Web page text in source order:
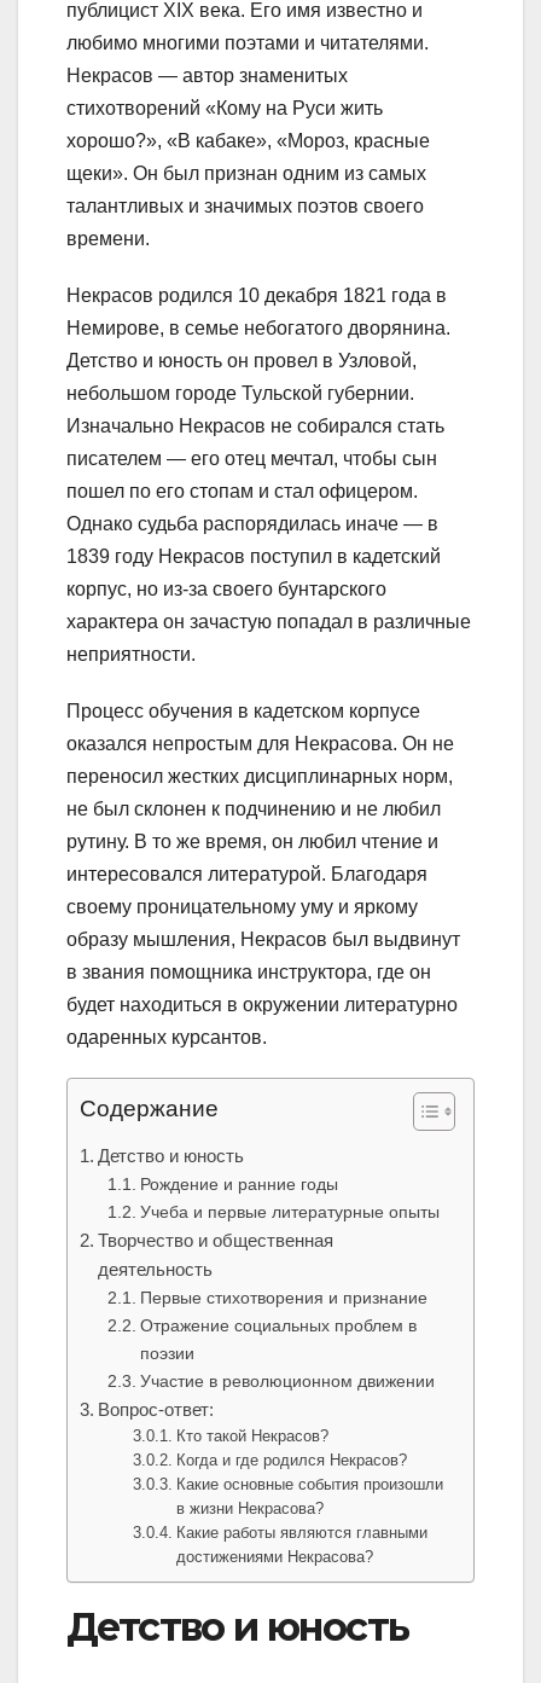
публицист XIX века. Его имя известно и
любимо многими поэтами и читателями.
Некрасов — автор знаменитых
стихотворений «Кому на Руси жить
хорошо?», «В кабаке», «Мороз, красные
щеки». Он был признан одним из самых
талантливых и значимых поэтов своего
времени.
Некрасов родился 10 декабря 1821 года в
Немирове, в семье небогатого дворянина.
Детство и юность он провел в Узловой,
небольшом городе Тульской губернии.
Изначально Некрасов не собирался стать
писателем — его отец мечтал, чтобы сын
пошел по его стопам и стал офицером.
Однако судьба распорядилась иначе — в
1839 году Некрасов поступил в кадетский
корпус, но из-за своего бунтарского
характера он зачастую попадал в различные
неприятности.
Процесс обучения в кадетском корпусе
оказался непростым для Некрасова. Он не
переносил жестких дисциплинарных норм,
не был склонен к подчинению и не любил
рутину. В то же время, он любил чтение и
интересовался литературой. Благодаря
своему проницательному уму и яркому
образу мышления, Некрасов был выдвинут
в звания помощника инструктора, где он
будет находиться в окружении литературно
одаренных курсантов.
Содержание
Детство и юность
Рождение и ранние годы
Учеба и первые литературные опыты
Творчество и общественная
деятельность
Первые стихотворения и признание
Отражение социальных проблем в
поэзии
Участие в революционном движении
Вопрос-ответ:
Кто такой Некрасов?
Когда и где родился Некрасов?
Какие основные события произошли
в жизни Некрасова?
Какие работы являются главными
достижениями Некрасова?
Детство и юность